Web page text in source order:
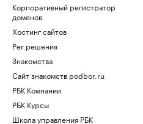
Корпоративный регистратор
доменов
Хостинг сайтов
Рег.решения
Знакомства
Сайт знакомств podbor.ru
РБК Компании
РБК Курсы
Школа управления РБК